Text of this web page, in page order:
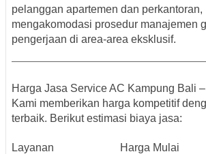
pelanggan apartemen dan perkantoran,
mengakomodasi prosedur manajemen
pengerjaan di area-area eksklusif.
Harga Jasa Service AC Kampung Bali
Kami memberikan harga kompetitif
terbaik. Berikut estimasi biaya jasa:
Layanan
Harga Mulai